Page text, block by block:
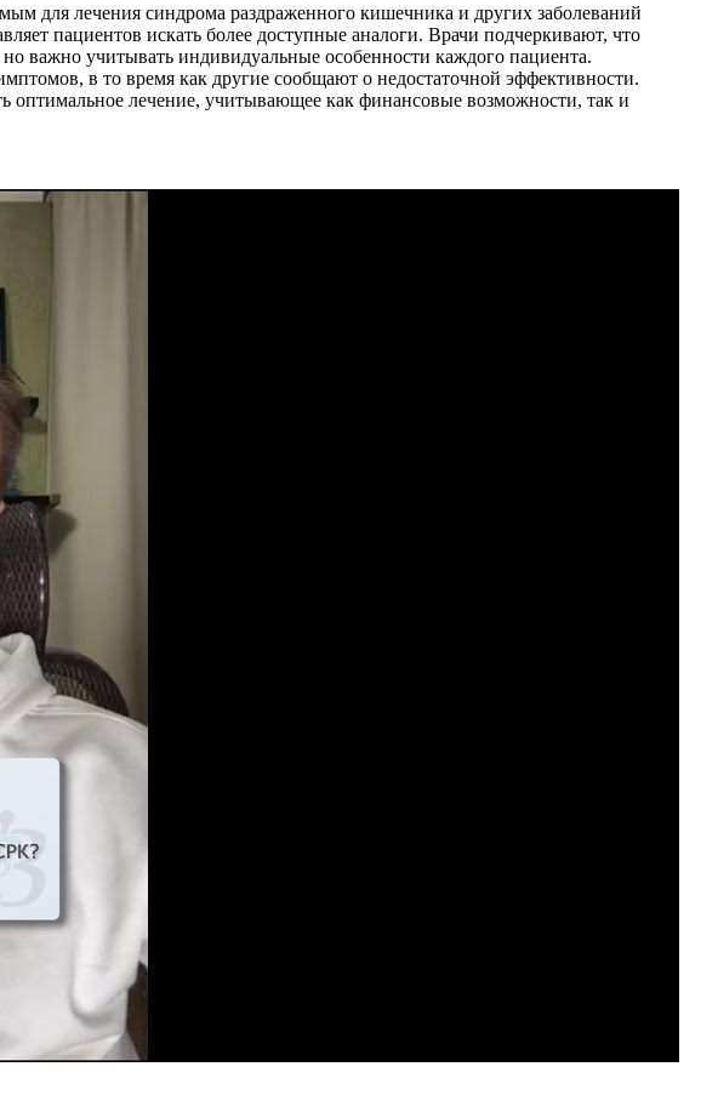
для лечения синдрома раздраженного кишечника и других заболеваний
пациентов искать более доступные аналоги. Врачи подчеркивают, что
важно учитывать индивидуальные особенности каждого пациента.
в то время как другие сообщают о недостаточной эффективности.
оптимальное лечение, учитывающее как финансовые возможности, так и